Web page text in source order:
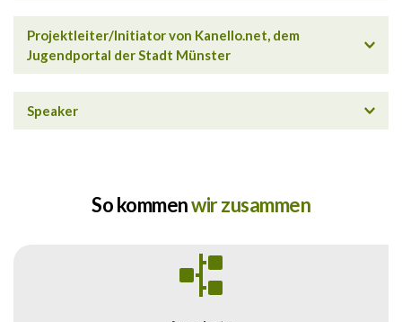
Co-Gründer und Gesellschafter der Vaterwelten GmbH
Dozent an der Hochschule Augsburg & Hannover
Fachhochschule Münster (Bereich Sozialwesen, 2014-
2019)
Projektleiter/Initiator von Kanello.net, dem
Jugendportal der Stadt Münster
Betreuung der Jugendredaktion (kanello.net/magazin-
aktuelles
im Umgang mit digitalen Medien
Psychische Auffälligkeiten im Jugendalter. Was Eltern
So kommen wir zusammen